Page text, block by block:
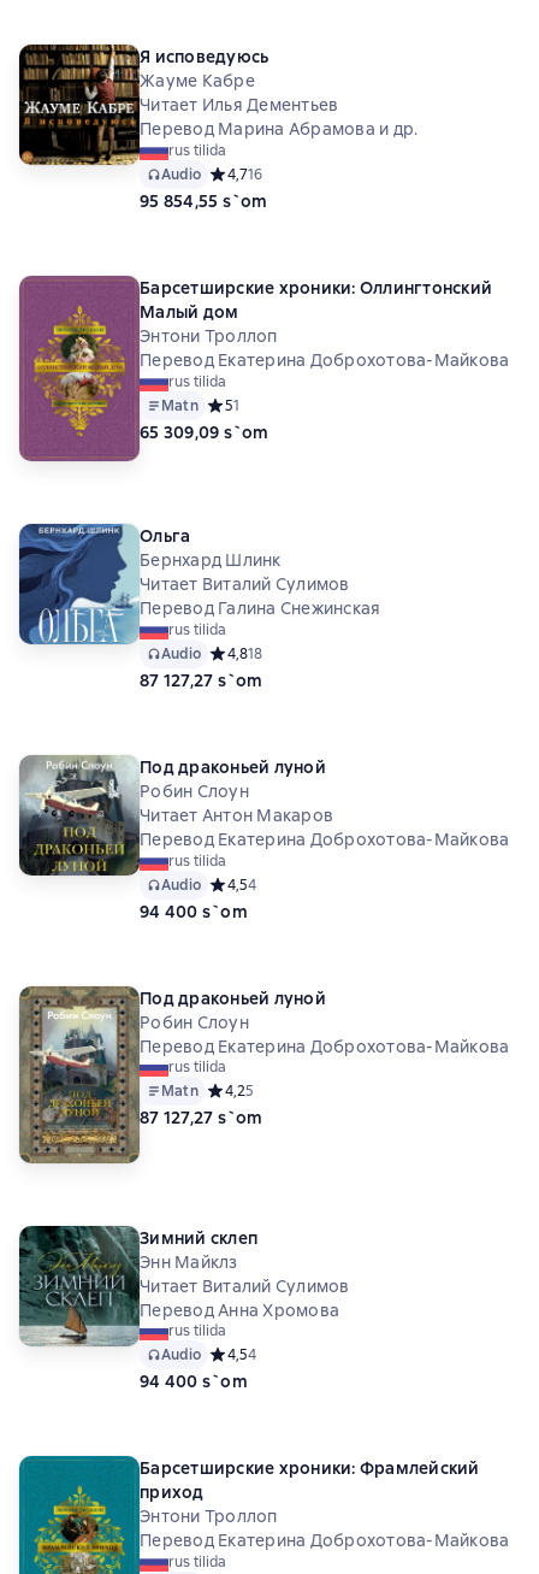
Я исповедуюсь
Жауме Кабре
Читает Илья Дементьев
Перевод Марина Абрамова и др.
rus tilida
Audio Средний рейтинг 4,7 на основе 16 оценок
4,716
95 854,55 s`om
Барсетширские хроники: Оллингтонский
Малый дом
Энтони Троллоп
Перевод Екатерина Доброхотова-Майкова
rus tilida
Matn Средний рейтинг 5 на основе 1 оценок
51
65 309,09 s`om
Ольга
Бернхард Шлинк
Читает Виталий Сулимов
Перевод Галина Снежинская
rus tilida
Audio Средний рейтинг 4,8 на основе 18 оценок
4,818
87 127,27 s`om
Под драконьей луной
Робин Слоун
Читает Антон Макаров
Перевод Екатерина Доброхотова-Майкова
rus tilida
Audio Средний рейтинг 4,5 на основе 4 оценок
4,54
94 400 s`om
Под драконьей луной
Робин Слоун
Перевод Екатерина Доброхотова-Майкова
rus tilida
Matn Средний рейтинг 4,2 на основе 5 оценок
4,25
87 127,27 s`om
Зимний склеп
Энн Майклз
Читает Виталий Сулимов
Перевод Анна Хромова
rus tilida
Audio Средний рейтинг 4,5 на основе 4 оценок
4,54
94 400 s`om
Барсетширские хроники: Фрамлейский
приход
Энтони Троллоп
Перевод Екатерина Доброхотова-Майкова
rus tilida